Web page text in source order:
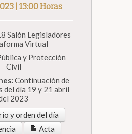
| 13:00 Horas
Salón Legisladores
Virtual
y Protección
Civil
Continuación de
del día 19 y 21 abril
2023
y orden del día
Acta